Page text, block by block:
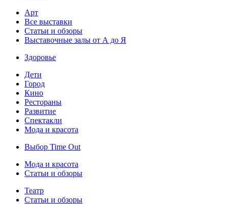
Арт
Все выставки
Статьи и обзоры
Выставочные залы от А до Я
Здоровье
Дети
Город
Кино
Рестораны
Развитие
Спектакли
Мода и красота
Выбор Time Out
Мода и красота
Статьи и обзоры
Театр
Статьи и обзоры